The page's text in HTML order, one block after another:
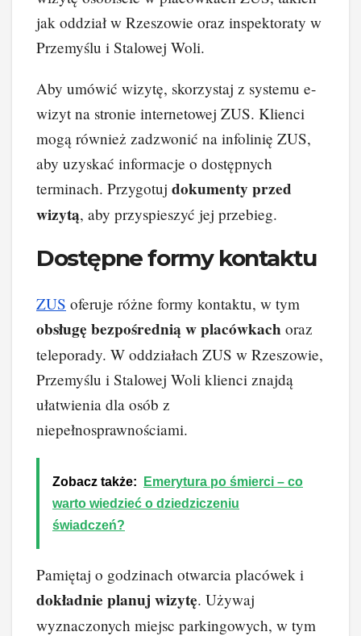
jak oddział w Rzeszowie oraz inspektoraty w
Przemyślu i Stalowej Woli.
Aby umówić wizytę, skorzystaj z systemu e-
wizyt na stronie internetowej ZUS. Klienci
mogą również zadzwonić na infolinię ZUS,
aby uzyskać informacje o dostępnych
terminach. Przygotuj dokumenty przed
wizytą, aby przyspieszyć jej przebieg.
Dostępne formy kontaktu
ZUS oferuje różne formy kontaktu, w tym
obsługę bezpośrednią w placówkach oraz
teleporady. W oddziałach ZUS w Rzeszowie,
Przemyślu i Stalowej Woli klienci znajdą
ułatwienia dla osób z
niepełnosprawnościami.
Zobacz także:
Emerytura po śmierci – co
warto wiedzieć o dziedziczeniu
świadczeń?
Pamiętaj o godzinach otwarcia placówek i
dokładnie planuj wizytę. Używaj
wyznaczonych miejsc parkingowych, w tym